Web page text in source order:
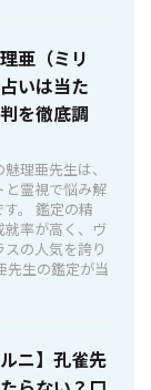
亜（ミリ
いは当た
を徹底調
理亜先生は、
霊視で悩み解
。 鑑定の精
率が高く、ヴ
の人気を誇り
先生の鑑定が当
ニ】孔雀先